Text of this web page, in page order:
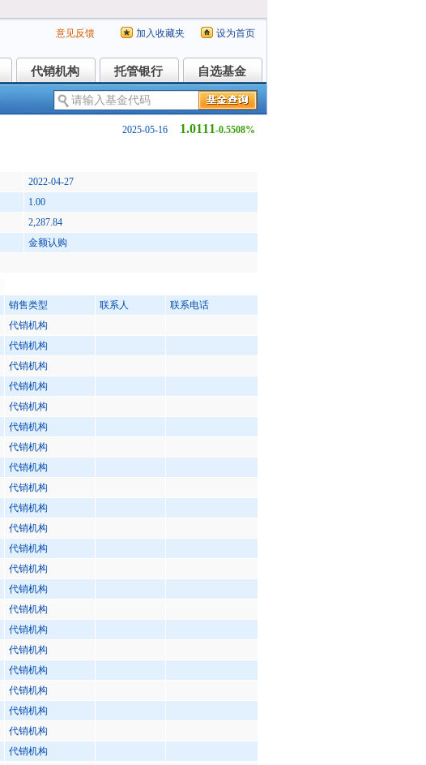
意见反馈 加入收藏夹 设为首页
代销机构
代销机构 托管银行
托管银行 自选基金
自选基金
2025-05-16 1.0111-0.5508%
2022-04-27
1.00
2,287.84
金额认购
销售类型 联系人
联系电话
代销机构
代销机构
代销机构
代销机构
代销机构
代销机构
代销机构
代销机构
代销机构
代销机构
代销机构
代销机构
代销机构
代销机构
代销机构
代销机构
代销机构
代销机构
代销机构
代销机构
代销机构
代销机构